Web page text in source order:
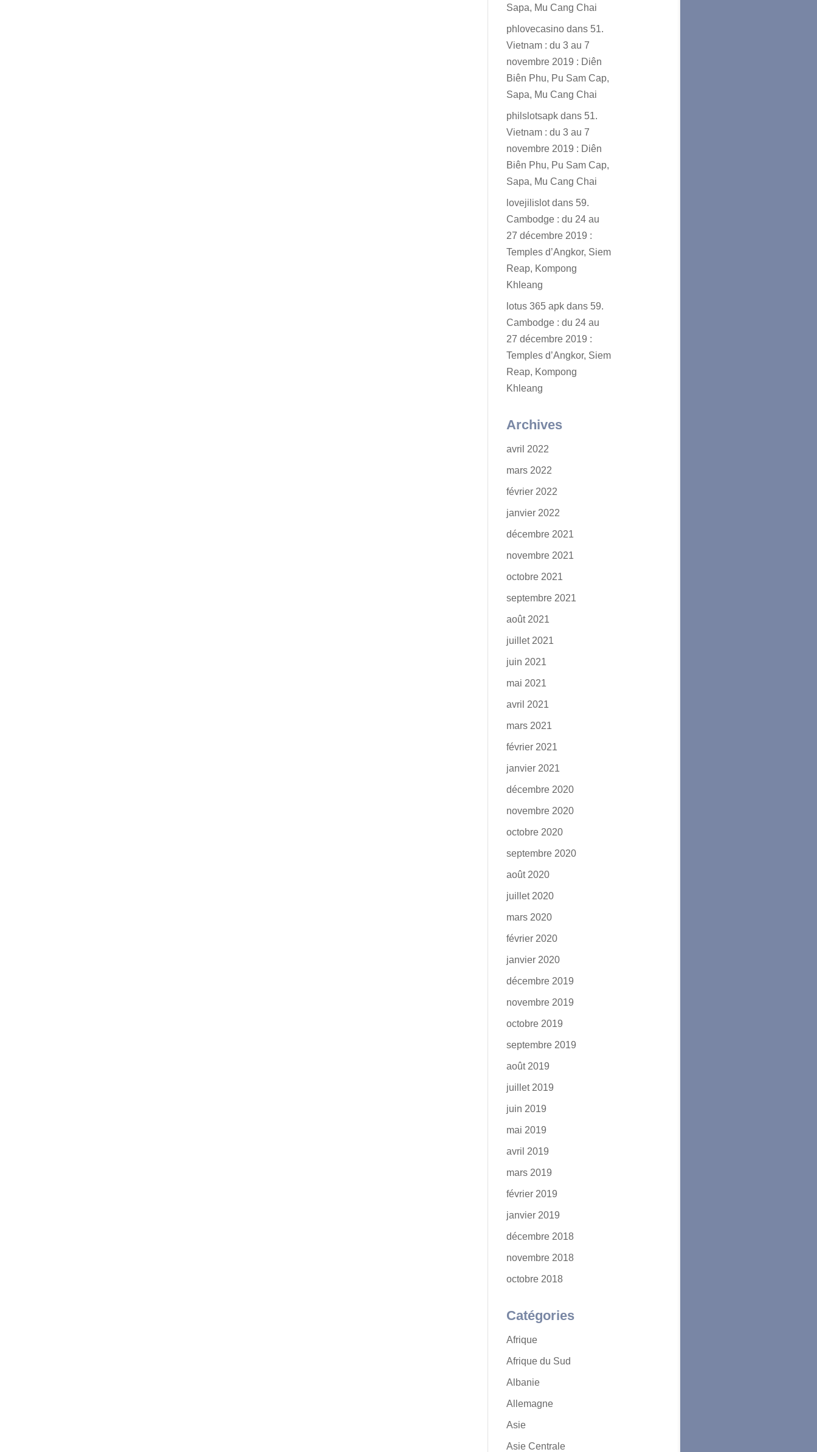
Sapa, Mu Cang Chai
phlovecasino dans 51.
Vietnam : du 3 au 7
novembre 2019 : Diên
Biên Phu, Pu Sam Cap,
Sapa, Mu Cang Chai
philslotsapk dans 51.
Vietnam : du 3 au 7
novembre 2019 : Diên
Biên Phu, Pu Sam Cap,
Sapa, Mu Cang Chai
lovejilislotdans 59.
Cambodge : du 24 au
27 décembre 2019 :
Temples d’Angkor, Siem
Reap, Kompong
Khleang
lotus 365 apk dans 59.
Cambodge : du 24 au
27 décembre 2019 :
Temples d’Angkor, Siem
Reap, Kompong
Khleang
Archives
avril 2022
mars 2022
février 2022
janvier 2022
décembre 2021
novembre 2021
octobre 2021
septembre 2021
août 2021
juillet 2021
juin 2021
mai 2021
avril 2021
mars 2021
février 2021
janvier 2021
décembre 2020
novembre 2020
octobre 2020
septembre 2020
août 2020
juillet 2020
mars 2020
février 2020
janvier 2020
décembre 2019
novembre 2019
octobre 2019
septembre 2019
août 2019
juillet 2019
juin 2019
mai 2019
avril 2019
mars 2019
février 2019
janvier 2019
décembre 2018
novembre 2018
octobre 2018
Catégories
Afrique
Afrique du Sud
Albanie
Allemagne
Asie
Asie Centrale